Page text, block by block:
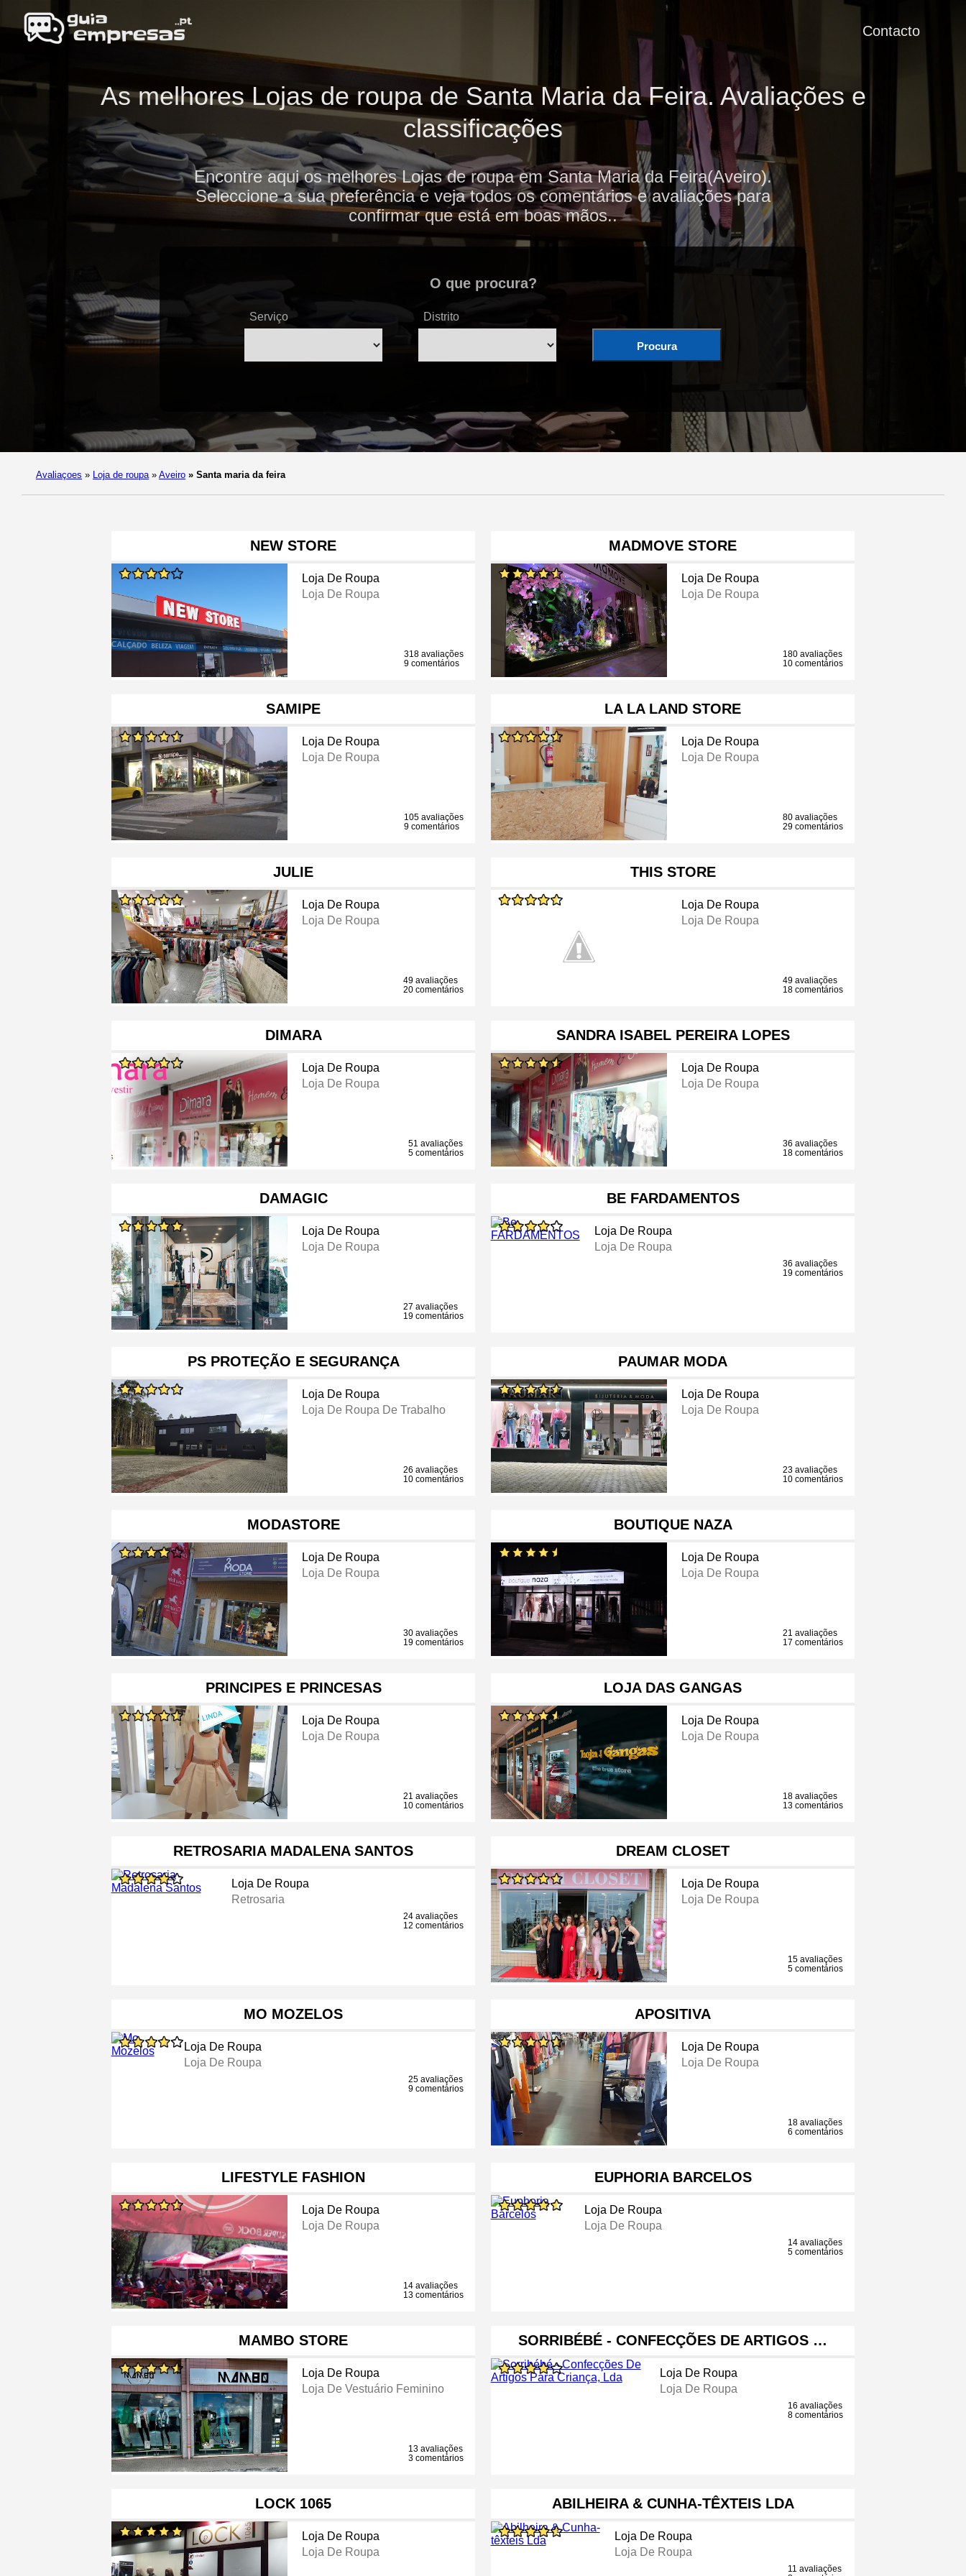
Contacto
As melhores Lojas de roupa de Santa Maria da Feira. Avaliações e
classificações
Encontre aqui os melhores Lojas de roupa em Santa Maria da Feira(Aveiro).
Seleccione a sua preferência e veja todos os comentários e avaliações para
confirmar que está em boas mãos..
O que procura?
Serviço Distrito
Procura
Avaliaçoes » Loja de roupa » Aveiro » Santa maria da feira
NEW STORE
Loja De Roupa
Loja De Roupa
318 avaliações
9 comentários
MADMOVE STORE
Loja De Roupa
Loja De Roupa
180 avaliações
10 comentários
SAMIPE
Loja De Roupa
Loja De Roupa
105 avaliações
9 comentários
LA LA LAND STORE
Loja De Roupa
Loja De Roupa
80 avaliações
29 comentários
JULIE
Loja De Roupa
Loja De Roupa
49 avaliações
20 comentários
THIS STORE
Loja De Roupa
Loja De Roupa
49 avaliações
18 comentários
DIMARA
Loja De Roupa
Loja De Roupa
51 avaliações
5 comentários
SANDRA ISABEL PEREIRA LOPES
Loja De Roupa
Loja De Roupa
36 avaliações
18 comentários
DAMAGIC
Loja De Roupa
Loja De Roupa
27 avaliações
19 comentários
BE FARDAMENTOS
Loja De Roupa
Loja De Roupa
36 avaliações
19 comentários
PS PROTEÇÃO E SEGURANÇA
Loja De Roupa
Loja De Roupa De Trabalho
26 avaliações
10 comentários
PAUMAR MODA
Loja De Roupa
Loja De Roupa
23 avaliações
10 comentários
MODASTORE
Loja De Roupa
Loja De Roupa
30 avaliações
19 comentários
BOUTIQUE NAZA
Loja De Roupa
Loja De Roupa
21 avaliações
17 comentários
PRINCIPES E PRINCESAS
Loja De Roupa
Loja De Roupa
21 avaliações
10 comentários
LOJA DAS GANGAS
Loja De Roupa
Loja De Roupa
18 avaliações
13 comentários
RETROSARIA MADALENA SANTOS
Loja De Roupa
Retrosaria
24 avaliações
12 comentários
DREAM CLOSET
Loja De Roupa
Loja De Roupa
15 avaliações
5 comentários
MO MOZELOS
Loja De Roupa
Loja De Roupa
25 avaliações
9 comentários
APOSITIVA
Loja De Roupa
Loja De Roupa
18 avaliações
6 comentários
LIFESTYLE FASHION
Loja De Roupa
Loja De Roupa
14 avaliações
13 comentários
EUPHORIA BARCELOS
Loja De Roupa
Loja De Roupa
14 avaliações
5 comentários
MAMBO STORE
Loja De Roupa
Loja De Vestuário Feminino
13 avaliações
3 comentários
SORRIBÉBÉ - CONFECÇÕES DE ARTIGOS …
Loja De Roupa
Loja De Roupa
16 avaliações
8 comentários
LOCK 1065
Loja De Roupa
Loja De Roupa
ABILHEIRA & CUNHA-TÊXTEIS LDA
Loja De Roupa
Loja De Roupa
11 avaliações